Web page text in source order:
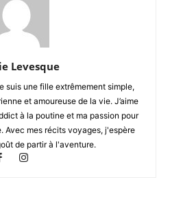
Levesque
suis une fille extrêmement simple,
et amoureuse de la vie. J’aime
à la poutine et ma passion pour
Avec mes récits voyages, j'espère
de partir à l'aventure.